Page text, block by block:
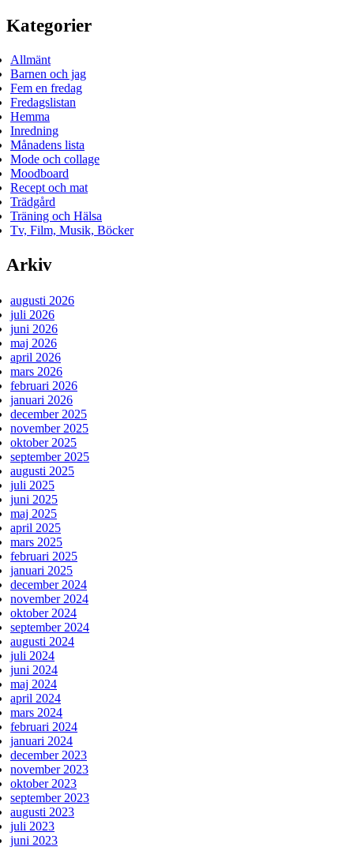
Kategorier
Allmänt
Barnen och jag
Fem en fredag
Fredagslistan
Hemma
Inredning
Månadens lista
Mode och collage
Moodboard
Recept och mat
Trädgård
Träning och Hälsa
Tv, Film, Musik, Böcker
Arkiv
augusti 2026
juli 2026
juni 2026
maj 2026
april 2026
mars 2026
februari 2026
januari 2026
december 2025
november 2025
oktober 2025
september 2025
augusti 2025
juli 2025
juni 2025
maj 2025
april 2025
mars 2025
februari 2025
januari 2025
december 2024
november 2024
oktober 2024
september 2024
augusti 2024
juli 2024
juni 2024
maj 2024
april 2024
mars 2024
februari 2024
januari 2024
december 2023
november 2023
oktober 2023
september 2023
augusti 2023
juli 2023
juni 2023